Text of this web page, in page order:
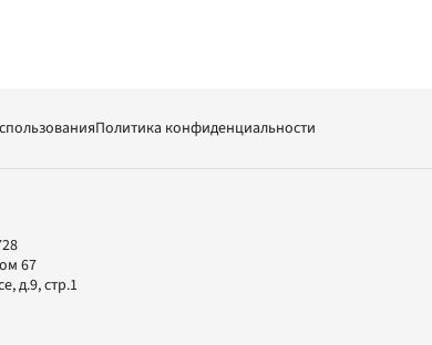
Политика конфиденциальности
67
д.9, стр.1